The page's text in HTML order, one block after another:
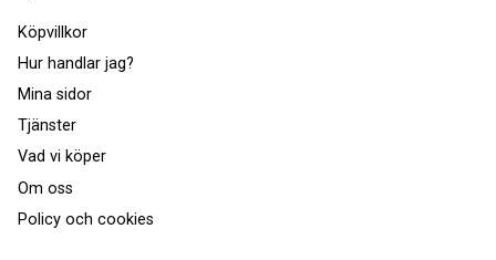
Köpvillkor
Hur handlar jag?
Mina sidor
Tjänster
Vad vi köper
Om oss
Policy och cookies